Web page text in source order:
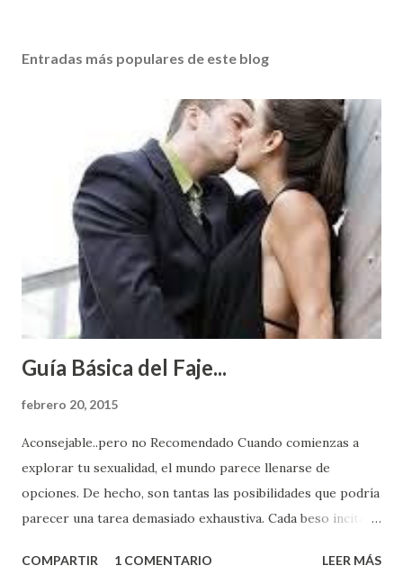
Entradas más populares de este blog
Guía Básica del Faje...
febrero 20, 2015
Aconsejable..pero no Recomendado Cuando comienzas a
explorar tu sexualidad, el mundo parece llenarse de
opciones. De hecho, son tantas las posibilidades que podría
parecer una tarea demasiado exhaustiva. Cada beso incita
partes de ti que jamás hubieras imaginado. El problema es
COMPARTIR 1 COMENTARIO LEER MÁS